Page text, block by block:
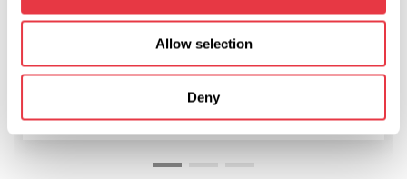
Allow selection
Deny
міжнародну виставку Expomecanica 2026, що
відбудеться з 29 по 31 травня на майданчику
EXPONOR - Feira Internacional do Porto,
Португалія. Завітайте на стенд 2C15 та